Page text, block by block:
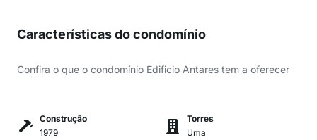
Características do condomínio
Confira o que o condomínio Edificio Antares tem a oferecer
Construção
1979
Torres
Uma